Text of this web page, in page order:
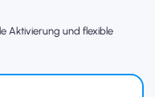
Aktivierung und flexible